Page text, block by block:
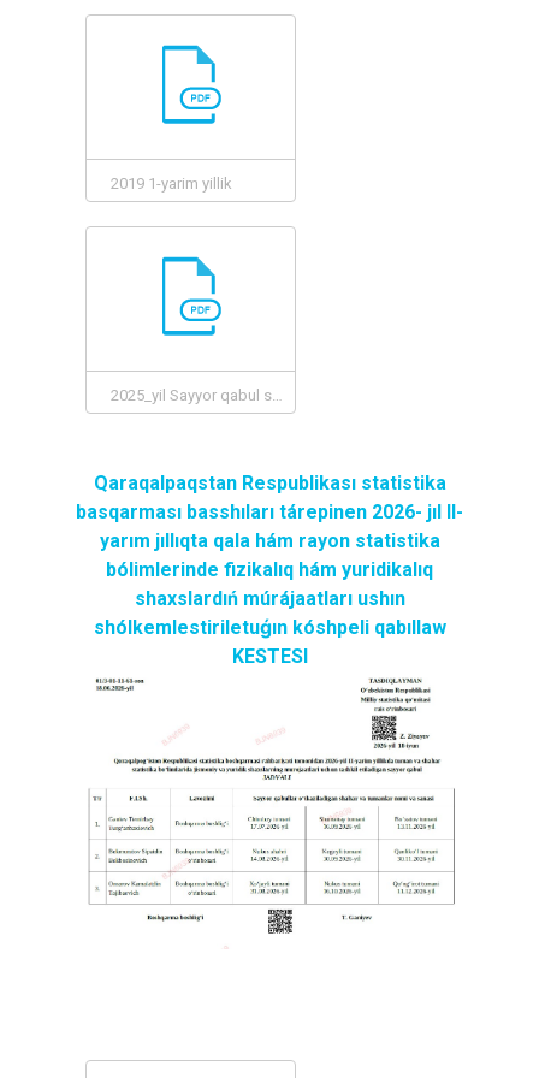
2019 1-yarim yillik
Qaraqalpaqstan Respublikası statistika
basqarması basshıları tárepinen 2026- jıl II-
yarım jıllıqta qala hám rayon statistika
bólimlerinde fizikalıq hám yuridikalıq
shaxslardıń múrájaatları ushın
shólkemlestiriletuǵın kóshpeli qabıllaw
KESTESI